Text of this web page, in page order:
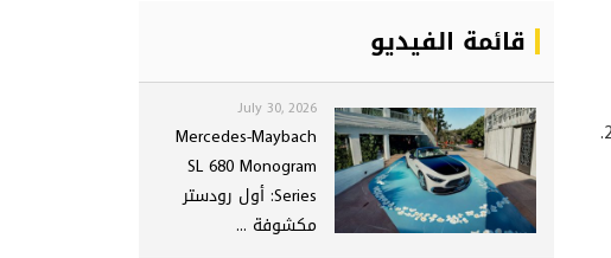
قائمة الفيديو
July 30, 2026
Mercedes-Maybach
SL 680 Monogram
Series: أول رودستر
مكشوفة ...